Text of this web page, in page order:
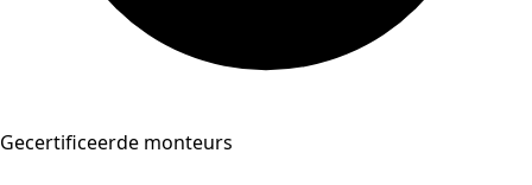
Gecertificeerde monteurs